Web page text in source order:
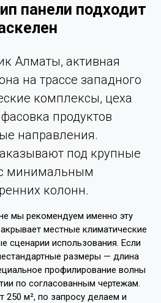
панели подходит
Алматы, активная
на трассе западного
комплексы, цеха
продуктов
направления.
под крупные
минимальным
колонн.
мы рекомендуем именно эту
местные климатические
сценарии использования. Если
размеры — длина
профилирование волны
по согласованным чертежам.
250 м², по запросу делаем и